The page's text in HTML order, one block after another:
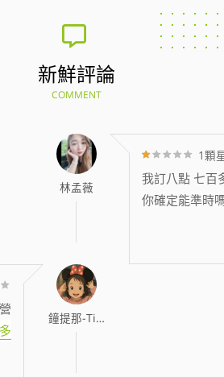
新鮮評論
COMMENT
林孟薇
1顆
我訂八點 七百
你確定能準時
鐘提那-Tina